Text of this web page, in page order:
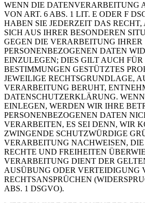
WENN DIE DATENVERARBEITUNG
VON ART. 6 ABS. 1 LIT. E ODER F
HABEN SIE JEDERZEIT DAS
SICH AUS IHRER BESONDEREN
GEGEN DIE VERARBEITUNG IHRER
PERSONENBEZOGENEN DATEN
EINZULEGEN; DIES GILT AUCH FÜR
BESTIMMUNGEN GESTÜTZTES
JEWEILIGE RECHTSGRUNDLAGE,
VERARBEITUNG BERUHT,
DATENSCHUTZERKLÄRUNG.
EINLEGEN, WERDEN WIR IHRE
PERSONENBEZOGENEN DATEN
VERARBEITEN, ES SEI DENN, WIR
ZWINGENDE SCHUTZWÜRDIGE
VERARBEITUNG NACHWEISEN, DIE
RECHTE UND FREIHEITEN
VERARBEITUNG DIENT DER
AUSÜBUNG ODER VERTEIDIGUNG
RECHTSANSPRÜCHEN
ABS. 1 DSGVO).